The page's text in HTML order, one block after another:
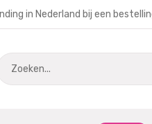
in Nederland bij een